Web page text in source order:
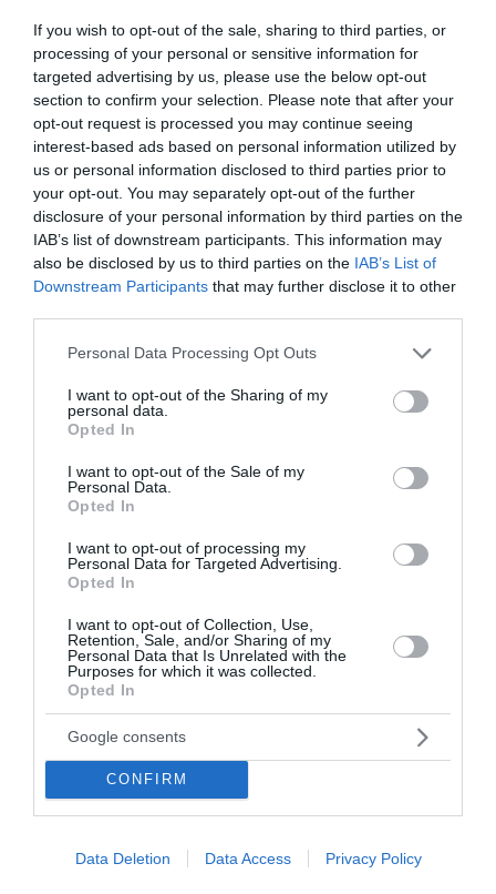
If you wish to opt-out of the sale, sharing to third parties, or
processing of your personal or sensitive information for
targeted advertising by us, please use the below opt-out
section to confirm your selection. Please note that after your
opt-out request is processed you may continue seeing
interest-based ads based on personal information utilized by
us or personal information disclosed to third parties prior to
your opt-out. You may separately opt-out of the further
disclosure of your personal information by third parties on the
IAB’s list of downstream participants. This information may
also be disclosed by us to third parties on the IAB’s List of
Downstream Participants that may further disclose it to other
Please note that this website/app uses one or more Google
not limited to your visit or usage behaviour. You may click to
grant or deny consent to Google and its third-party tags to
use your data for below specified purposes in below Google
consent section.
Personal Data Processing Opt Outs
I want to opt-out of the Sharing of my
personal data.
Opted In
I want to opt-out of the Sale of my
Personal Data.
Opted In
I want to opt-out of processing my
Personal Data for Targeted Advertising.
Opted In
I want to opt-out of Collection, Use,
Retention, Sale, and/or Sharing of my
Personal Data that Is Unrelated with the
Purposes for which it was collected.
Opted In
Google consents
CONFIRM
Data Deletion Data Access Privacy Policy
07 Απριλίου 2023
Χρέη στο Δημόσιο: Αναβιώνει η ρύθμιση των
120 δόσεων - Νέο σχήμα για τους συνεπείς
που δημιούργησαν νέες οφειλές τα τελευταία χρόνια,
σύμφωνα με όσα ανέφερε ο πρωθυπουργός, Κυριάκο...